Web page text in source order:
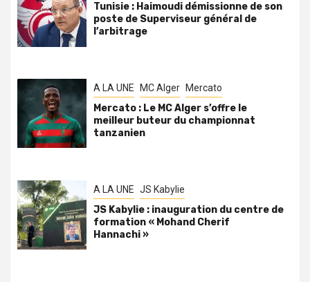
Tunisie : Haimoudi démissionne de son
poste de Superviseur général de
l’arbitrage
A LA UNE MC Alger Mercato
Mercato : Le MC Alger s’offre le
meilleur buteur du championnat
tanzanien
A LA UNE JS Kabylie
JS Kabylie : inauguration du centre de
formation « Mohand Cherif
Hannachi »